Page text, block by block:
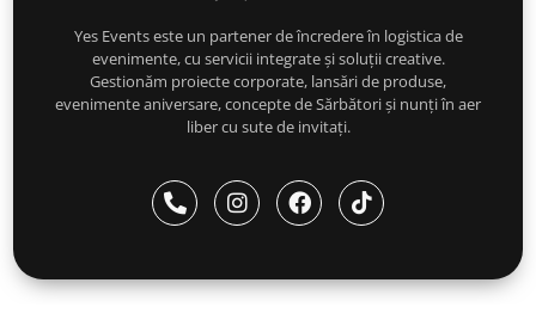
Yes Events este un partener de încredere în logistica de
evenimente, cu servicii integrate și soluții creative.
Gestionăm proiecte corporate, lansări de produse,
evenimente aniversare, concepte de Sărbători și nunți în aer
liber cu sute de invitați.